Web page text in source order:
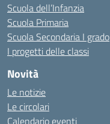
Scuola dell’Infanzia
Scuola Primaria
Scuola Secondaria I grado
I progetti delle classi
Novità
Le notizie
Le circolari
Calendario eventi